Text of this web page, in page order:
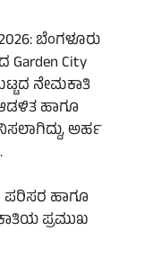
ಬೆಂಗಳೂರು
City
ನೇಮಕಾತಿ
ಹಾಗೂ
ಅರ್ಹ
ಪರಿಸರ ಹಾಗೂ
ಪ್ರಮುಖ